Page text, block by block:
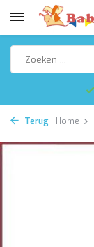
Terug Home